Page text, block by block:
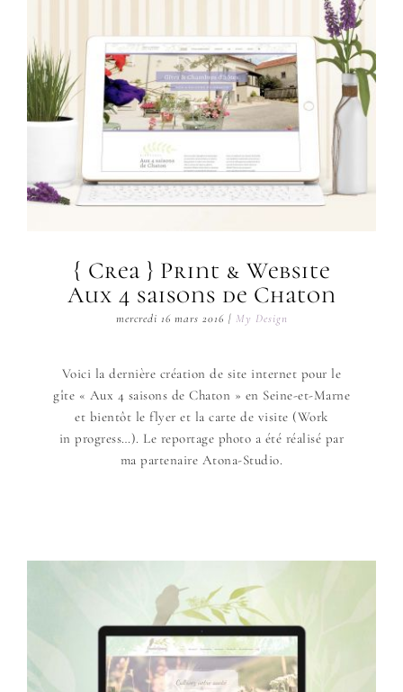
{ Crea } Print & Website
Aux 4 saisons de Chaton
mercredi 16 mars 2016 | My Design
Voici la dernière création de site internet pour le
gîte « Aux 4 saisons de Chaton » en Seine-et-Marne
et bientôt le flyer et la carte de visite (Work
in progress…). Le reportage photo a été réalisé par
ma partenaire Atona-Studio.